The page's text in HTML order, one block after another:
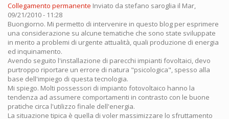
Collegamento permanente Inviato da stefano saroglia il Mar,
09/21/2010 - 11:28
Buongiorno. Mi permetto di intervenire in questo blog per esprimere
una considerazione su alcune tematiche che sono state sviluppate
in merito a problemi di urgente attualità, quali produzione di energia
ed inquinamento.
Avendo seguito l'installazione di parecchi impianti fovoltaici, devo
purtroppo riportare un errore di natura "psicologica", spesso alla
base dell'impiego di questa tecnologia.
Mi spiego. Molti possessori di impianto fotovoltaico hanno la
tendenza ad assumere comportamenti in contrasto con le buone
pratiche circa l'utilizzo finale dell'energia.
La situazione tipica è quella di voler massimizzare lo sfruttamento